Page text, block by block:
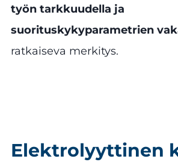
työn tarkkuudella ja
suorituskykyparametrien
ratkaiseva merkitys.
Elektrolyyttinen